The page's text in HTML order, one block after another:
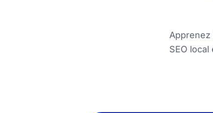
Apprenez
SEO